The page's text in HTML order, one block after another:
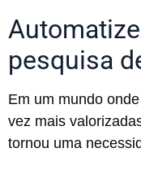
pesquisa
Em um mundo
vez mais
tornou uma